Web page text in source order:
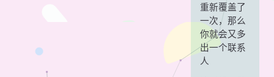
重新覆盖了
一次，那么
你就会又多
出一个联系
人